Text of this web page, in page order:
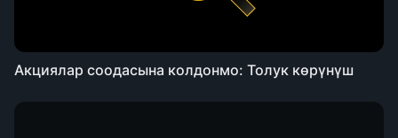
Акциялар соодасына колдонмо: Толук көрүнүш